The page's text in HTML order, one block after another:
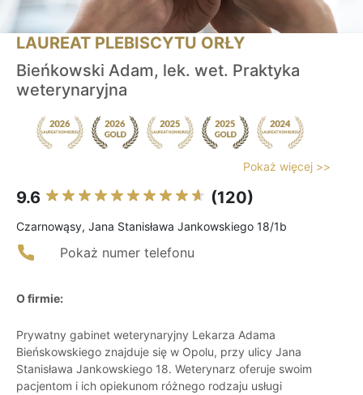
LAUREAT PLEBISCYTU ORŁY
Bieńkowski Adam, lek. wet. Praktyka
weterynaryjna
Pokaż więcej >>
9.6 (120)
Czarnowąsy, Jana Stanisława Jankowskiego 18/1b
Pokaż numer telefonu
O firmie:
Prywatny gabinet weterynaryjny Lekarza Adama
Bieńskowskiego znajduje się w Opolu, przy ulicy Jana
Stanisława Jankowskiego 18. Weterynarz oferuje swoim
pacjentom i ich opiekunom różnego rodzaju usługi